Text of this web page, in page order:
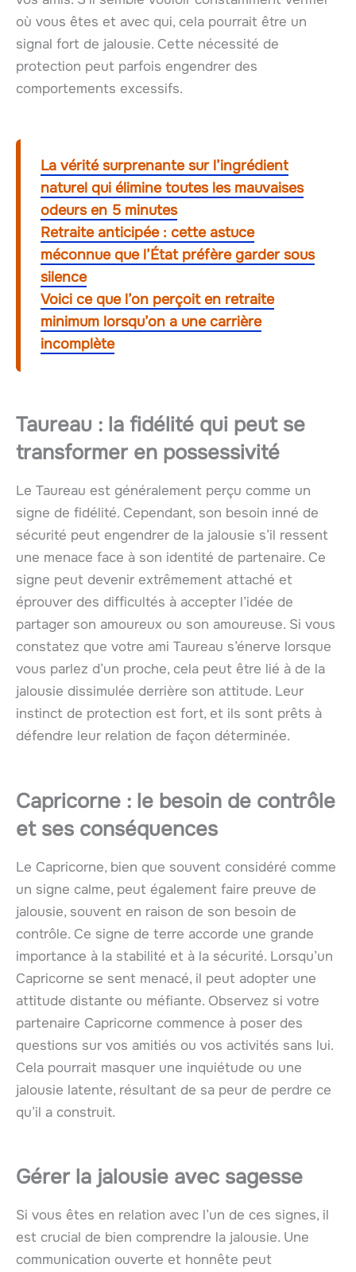
où vous êtes et avec qui, cela pourrait être un
signal fort de jalousie. Cette nécessité de
protection peut parfois engendrer des
comportements excessifs.
La vérité surprenante sur l’ingrédient
naturel qui élimine toutes les mauvaises
odeurs en 5 minutes
Retraite anticipée : cette astuce
méconnue que l’État préfère garder sous
silence
Voici ce que l’on perçoit en retraite
minimum lorsqu’on a une carrière
incomplète
Taureau : la fidélité qui peut se
transformer en possessivité
Le Taureau est généralement perçu comme un
signe de fidélité. Cependant, son besoin inné de
sécurité peut engendrer de la jalousie s’il ressent
une menace face à son identité de partenaire. Ce
signe peut devenir extrêmement attaché et
éprouver des difficultés à accepter l’idée de
partager son amoureux ou son amoureuse. Si vous
constatez que votre ami Taureau s’énerve lorsque
vous parlez d’un proche, cela peut être lié à de la
jalousie dissimulée derrière son attitude. Leur
instinct de protection est fort, et ils sont prêts à
défendre leur relation de façon déterminée.
Capricorne : le besoin de contrôle
et ses conséquences
Le Capricorne, bien que souvent considéré comme
un signe calme, peut également faire preuve de
jalousie, souvent en raison de son besoin de
contrôle. Ce signe de terre accorde une grande
importance à la stabilité et à la sécurité. Lorsqu’un
Capricorne se sent menacé, il peut adopter une
attitude distante ou méfiante. Observez si votre
partenaire Capricorne commence à poser des
questions sur vos amitiés ou vos activités sans lui.
Cela pourrait masquer une inquiétude ou une
jalousie latente, résultant de sa peur de perdre ce
qu’il a construit.
Gérer la jalousie avec sagesse
Si vous êtes en relation avec l’un de ces signes, il
est crucial de bien comprendre la jalousie. Une
communication ouverte et honnête peut